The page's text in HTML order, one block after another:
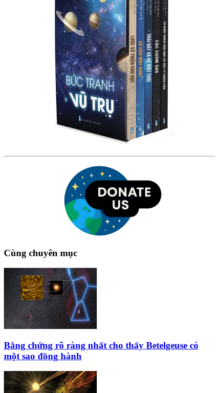
Cùng chuyên mục
Bằng chứng rõ ràng nhất cho thấy Betelgeuse có
một sao đồng hành